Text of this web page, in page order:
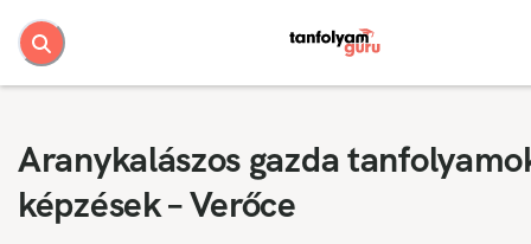
Aranykalászos gazda
képzések – Verőce